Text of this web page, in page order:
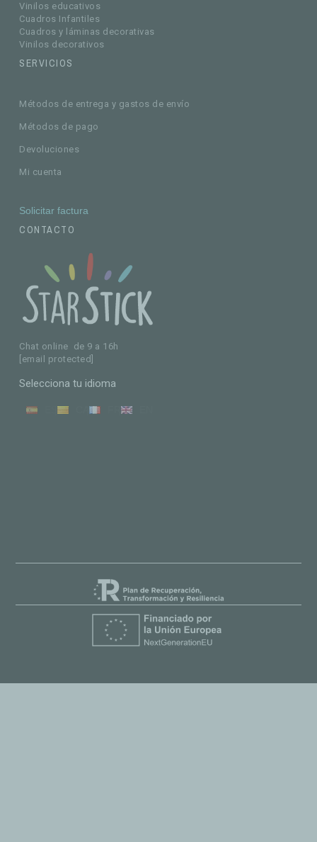
Vinilos educativos
Cuadros Infantiles
Cuadros y láminas decorativas
Vinilos decorativos
SERVICIOS
Métodos de entrega y gastos de envío
Métodos de pago
Devoluciones
Mi cuenta
Solicitar factura
CONTACTO
Chat online de 9 a 16h
[email protected]
Selecciona tu idioma
ES CA FR